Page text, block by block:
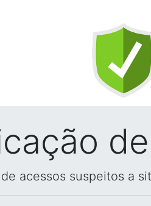
acessos suspeitos a